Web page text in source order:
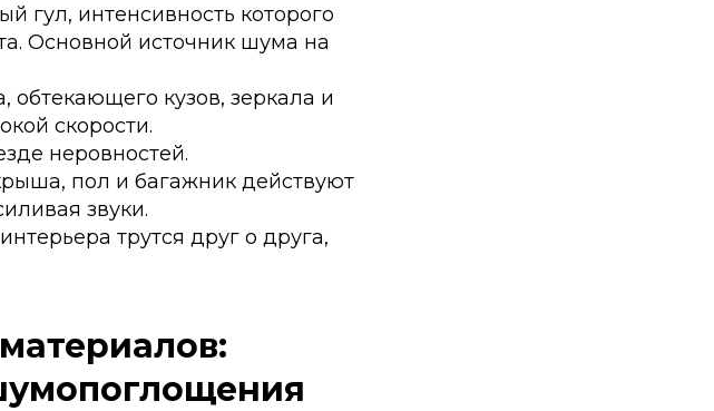
гул, интенсивность которого
Основной источник шума на
обтекающего кузов, зеркала и
скорости.
неровностей.
пол и багажник действуют
звуки.
трутся друг о друга,